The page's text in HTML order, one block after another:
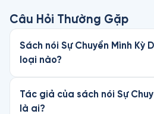
Câu Hỏi Thường Gặp
Sách nói Sự Chuyển Mình Kỳ
loại nào?
Tác giả của sách nói Sự
là ai?